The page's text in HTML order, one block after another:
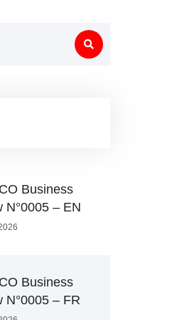
Business
N°0005 – EN
Business
N°0005 – FR